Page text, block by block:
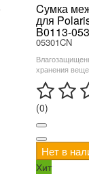
Cумка
для
B0113-
05301CN
хранения
(0)
Нет в
Хит